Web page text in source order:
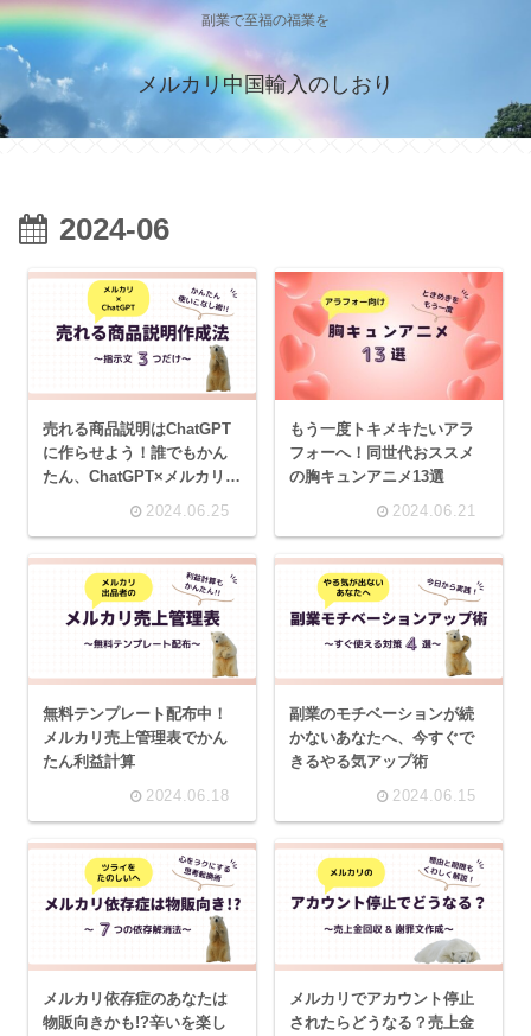
副業で至福の福業を
メルカリ中国輸入のしおり
2024-06
売れる商品説明はChatGPT
に作らせよう！誰でもかん
たん、ChatGPT×メルカリ活
2024.06.25
もう一度トキメキたいアラ
フォーへ！同世代おススメ
の胸キュンアニメ13選
2024.06.21
無料テンプレート配布中！
メルカリ売上管理表でかん
たん利益計算
2024.06.18
副業のモチベーションが続
かないあなたへ、今すぐで
きるやる気アップ術
2024.06.15
メルカリ依存症のあなたは
物販向きかも!?辛いを楽し
メルカリでアカウント停止
されたらどうなる？売上金